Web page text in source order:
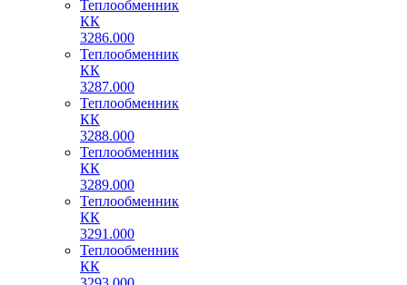
Теплообменник
КК
3286.000
Теплообменник
КК
3287.000
Теплообменник
КК
3288.000
Теплообменник
КК
3289.000
Теплообменник
КК
3291.000
Теплообменник
КК